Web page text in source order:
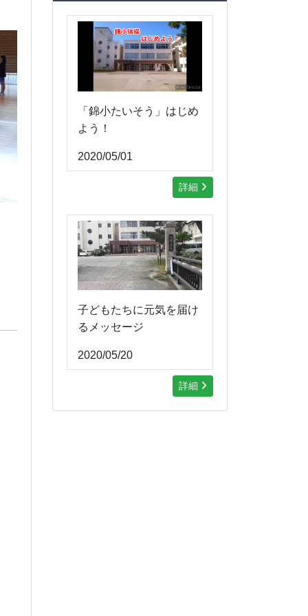
「錦小たいそう」はじめ
よう！
2020/05/01
詳細
子どもたちに元気を届け
るメッセージ
2020/05/20
詳細